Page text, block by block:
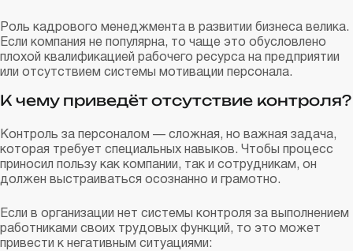
Роль кадрового менеджмента в развитии бизнеса велика.
Если компания не популярна, то чаще это обусловлено
плохой квалификацией рабочего ресурса на предприятии
или отсутствием системы мотивации персонала.
К чему приведёт отсутствие контроля?
Контроль за персоналом — сложная, но важная задача,
которая требует специальных навыков. Чтобы процесс
приносил пользу как компании, так и сотрудникам, он
должен выстраиваться осознанно и грамотно.
Если в организации нет системы контроля за выполнением
работниками своих трудовых функций, то это может
привести к негативным ситуациями: